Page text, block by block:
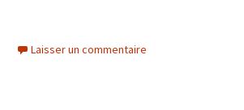
Laisser un commentaire